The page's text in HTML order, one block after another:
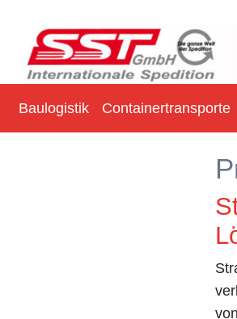
Baulogistik Containertransporte